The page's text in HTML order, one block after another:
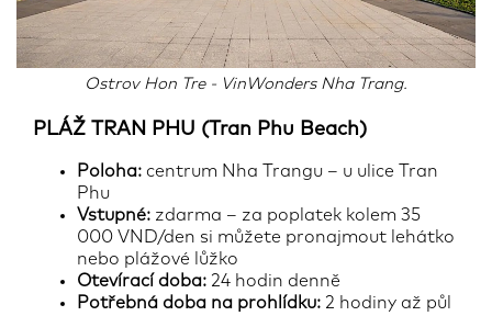
Ostrov Hon Tre - VinWonders Nha Trang.
PLÁŽ TRAN PHU (Tran Phu Beach)
Poloha: centrum Nha Trangu – u ulice Tran
Phu
Vstupné: zdarma – za poplatek kolem 35
000 VND/den si můžete pronajmout lehátko
nebo plážové lůžko
Otevírací doba: 24 hodin denně
Potřebná doba na prohlídku: 2 hodiny až půl